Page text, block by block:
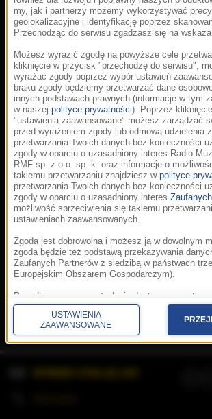
Korzystanie z portalu
Prywatność.Aplikacje.© 2026
Fakty Grupa RMF sp. z
my, jak i partnerzy możemy wykorzystywać
geolokalizacyjne i identyfikację poprzez
Przechodząc do serwisu zgadzasz się na
Możesz wyrazić zgodę na powyższe cele
kliknięcie w przycisk "przechodzę do serwisu",
wyrażać zgody poprzez wybór ustawień
braku zgody będziemy przetwarzać dane
innych podstawach prawnych (informacje w tym
w naszej polityce prywatności). Poprzez
"ustawienia zaawansowane" możesz zarządzać
przed wyrażeniem zgody lub odmową udzielenia
przetwarzania Twoich danych bez konieczności
zgody w oparciu o uzasadniony interes Radio
RMF sp. z o.o. sp. k. oraz informacje o
takiemu przetwarzaniu znajdziesz w polityce
przetwarzania Twoich danych bez konieczności
zgody w oparciu o uzasadniony interes
możliwość sprzeciwienia się takiemu
ustawieniach zaawansowanych.
Zgoda jest dobrowolna i możesz ją w dowolnym
zgoda będzie też podstawą przekazywania
Zaufanych Partnerów z siedzibą w państwach
Europejskim Obszarem Gospodarczym).
Ponadto masz prawo żądania dostępu,
ograniczenia przetwarzania danych, a także
Prezesa Urzędu Ochrony Danych Osobowych. W
znajdziesz informacje jak wykonać swoje prawa.
informacje na temat przetwarzania Twoich
USTAWIENIA
ZAAWANSOWANE